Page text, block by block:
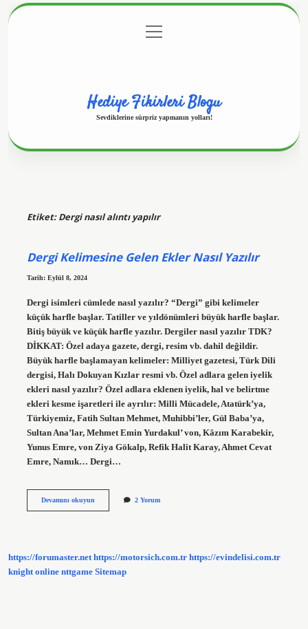
Gizlilik Politikası
menüyü
aç
Hediye Fikirleri Blogu
Sevdiklerine sürpriz yapmanın yolları!
Etiket:Dergi nasıl alıntı yapılır
Dergi Kelimesine Gelen Ekler Nasıl Yazılır
Tarih: Eylül 8, 2024
Dergi isimleri cümlede nasıl yazılır? “Dergi” gibi kelimeler
küçük harfle başlar. Tatiller ve yıldönümleri büyük harfle başlar.
Bitiş büyük ve küçük harfle yazılır. Dergiler nasıl yazılır TDK?
DİKKAT: Özel adaya gazete, dergi, resim vb. dahil değildir.
Büyük harfle başlamayan kelimeler: Milliyet gazetesi, Türk Dili
dergisi, Halı Dokuyan Kızlar resmi vb. Özel adlara gelen iyelik
ekleri nasıl yazılır? Özel adlara eklenen iyelik, hal ve belirtme
ekleri kesme işaretleri ile ayrılır: Milli Mücadele, Atatürk’ya,
Türkiyemiz, Fatih Sultan Mehmet, Muhibbi’ler, Gül Baba’ya,
Sultan Ana’lar, Mehmet Emin Yurdakul’ von, Kâzım Karabekir,
Yunus Emre, von Ziya Gökalp, Refik Halit Karay, Ahmet Cevat
Emre, Namık… Dergi…
Devamını okuyunDergi
2 Yorum
https://forumaster.net https://motorsich.com.tr https://evindelisi.com.tr
knight online nttgame Sitemap